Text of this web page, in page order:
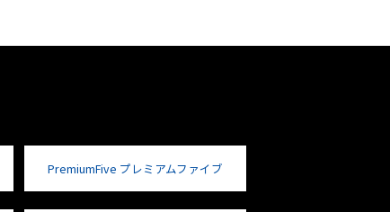
PremiumFive プレミアムファイブ